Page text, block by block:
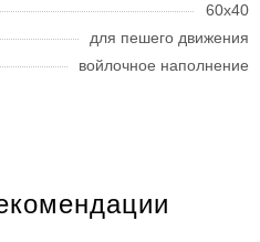
60х40
для пешего движения
войлочное наполнение